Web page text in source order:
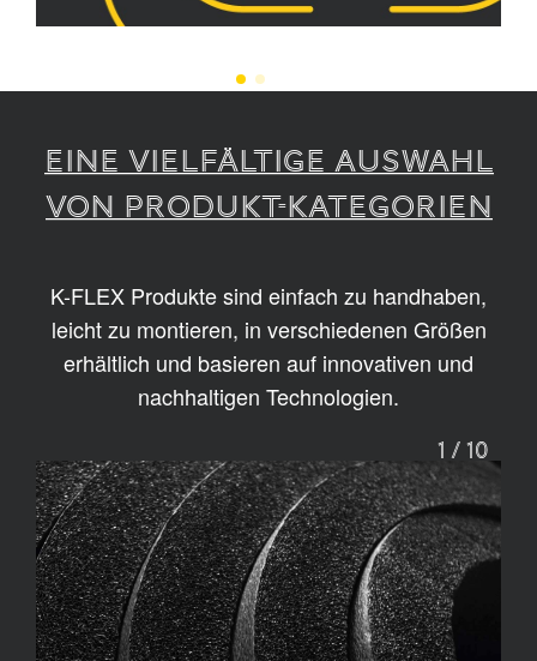
EINE VIELFÄLTIGE AUSWAHL
VON PRODUKT-KATEGORIEN
K-FLEX Produkte sind einfach zu handhaben,
leicht zu montieren, in verschiedenen Größen
erhältlich und basieren auf innovativen und
nachhaltigen Technologien.
1 / 10